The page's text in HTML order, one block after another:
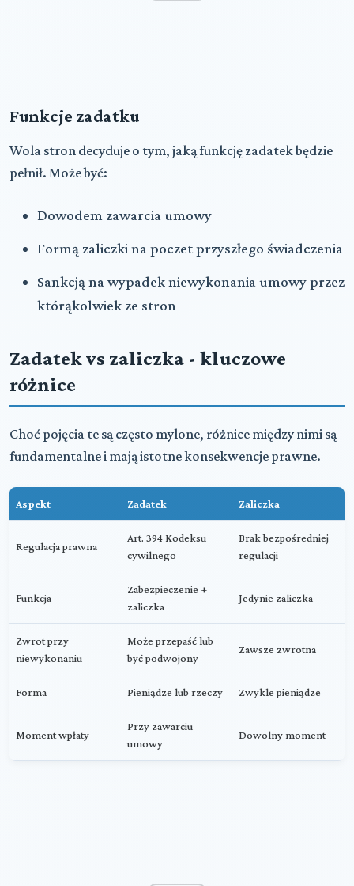
Funkcje zadatku
Wola stron decyduje o tym, jaką funkcję zadatek będzie
pełnił. Może być:
Dowodem zawarcia umowy
Formą zaliczki na poczet przyszłego świadczenia
Sankcją na wypadek niewykonania umowy przez
którąkolwiek ze stron
Zadatek vs zaliczka - kluczowe
różnice
Choć pojęcia te są często mylone, różnice między nimi są
fundamentalne i mają istotne konsekwencje prawne.
Aspekt Zadatek Zaliczka
Regulacja prawna
Art. 394 Kodeksu
cywilnego
Brak bezpośredniej
regulacji
Funkcja
Zabezpieczenie +
zaliczka
Jedynie zaliczka
Zwrot przy
niewykonaniu
Może przepaść lub
być podwojony
Zawsze zwrotna
Forma Pieniądze lub rzeczy Zwykle pieniądze
Moment wpłaty
Przy zawarciu
umowy
Dowolny moment